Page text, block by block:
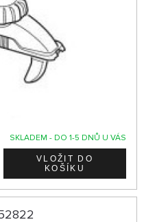
SKLADEM - DO 1-5 DNŮ U VÁS